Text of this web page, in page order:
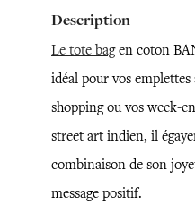
Description
Le tote bagen coton
idéal pour vos
shopping ou vos week-
street art indien, il
combinaison de son
message positif.